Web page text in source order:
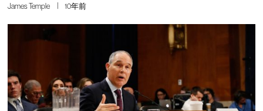
James Temple 10年前